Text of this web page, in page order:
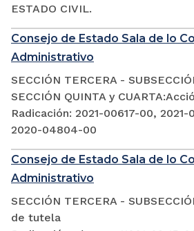
ESTADO CIVIL.
Consejo de Estado Sala de lo
Administrativo
SECCIÓN TERCERA -
SECCIÓN QUINTA y
Radicación: 2021-00617-00,
2020-04804-00
Consejo de Estado Sala de lo
Administrativo
SECCIÓN TERCERA -
de tutela